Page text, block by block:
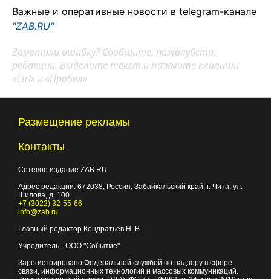
Важные и оперативные новости в telegram-канале
"ZAB.RU"
Заметили ошибку? Сообщите, пожалуйста,
редакции. Выделите текст и нажмите клавиши
«Ctrl» и «Пробел»
Размещение рекламы
Контакты
Сетевое издание ZAB.RU
Адрес редакции: 672038, Россия, Забайкальский край, г. Чита, ул.
Шилова, д. 100
+7 (3022) 32-55-66
info@zab.ru
Главный редактор Кондратьев Н. В.
Учредитель - ООО "Событие"
Зарегистрировано Федеральной службой по надзору в сфере
связи, информационных технологий и массовых коммуникаций.